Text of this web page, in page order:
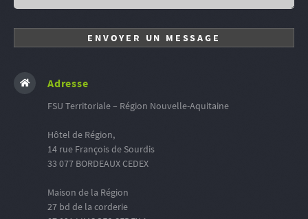
Adresse
FSU Territoriale – Région Nouvelle-Aquitaine
Hôtel de Région,
14 rue François de Sourdis
33 077 BORDEAUX CEDEX
Maison de la Région
27 bd de la corderie